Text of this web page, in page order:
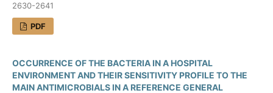
2630-2641
PDF
OCCURRENCE OF THE BACTERIA IN A HOSPITAL
ENVIRONMENT AND THEIR SENSITIVITY PROFILE TO THE
MAIN ANTIMICROBIALS IN A REFERENCE GENERAL